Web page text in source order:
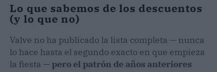
Lo que sabemos de los descuentos
(y lo que no)
Valve no ha publicado la lista completa — nunca
lo hace hasta el segundo exacto en que empieza
la fiesta —pero el patrón de años anteriores